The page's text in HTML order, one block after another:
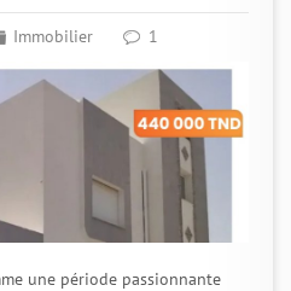
Immobilier 1
une période passionnante